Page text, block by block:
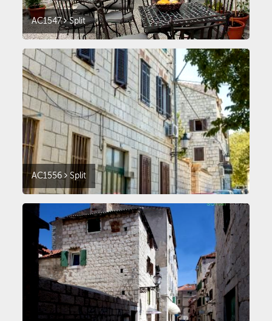
AC1547 Split
AC1556 Split